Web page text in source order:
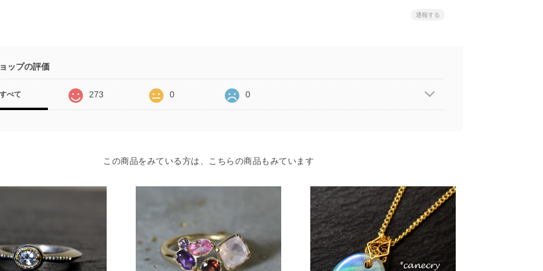
通報する
ップの評価
べて 273 0 0
この商品をみている方は、こちらの商品もみています